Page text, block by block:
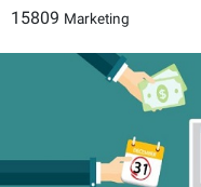
15809 Marketing